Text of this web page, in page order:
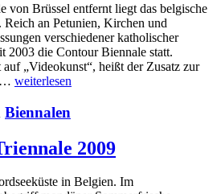
von Brüssel entfernt liegt das belgische
Reich an Petunien, Kirchen und
verschiedener katholischer
2003 die Contour Biennale statt.
„Videokunst“, heißt der Zusatz zur
weiterlesen
Biennalen
2009
in Belgien. Im